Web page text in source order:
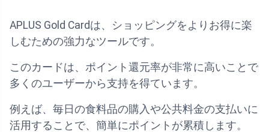
APLUS Gold Cardは、ショッピングをよりお得に楽
しむための強力なツールです。
このカードは、ポイント還元率が非常に高いことで
多くのユーザーから支持を得ています。
例えば、毎日の食料品の購入や公共料金の支払いに
活用することで、簡単にポイントが累積します。